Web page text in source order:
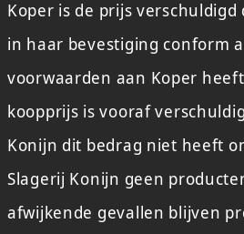
Koper is de prijs verschuldigd
in haar bevestiging conform
voorwaarden aan Koper
koopprijs is vooraf
Konijn dit bedrag niet heeft
Slagerij Konijn geen
afwijkende gevallen blijven